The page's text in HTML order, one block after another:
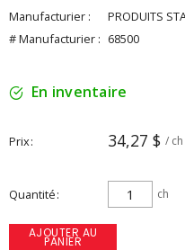
Manufacturier :
PRODUITS
# Manufacturier : 68500
En inventaire
Prix 34,27 $ / ch
Quantité ch
AJOUTER AU
PANIER